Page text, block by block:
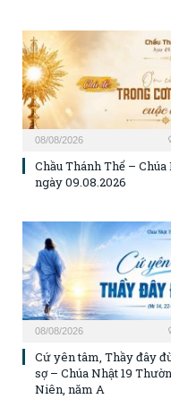
08/08/2026
Chầu Thánh Thể – Chúa
ngày 09.08.2026
08/08/2026
Cứ yên tâm, Thầy đây
sợ – Chúa Nhật 19
Niên, năm A